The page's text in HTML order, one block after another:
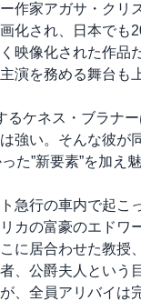
作家アガサ・ク
化され、日本で
映像化された作
演を務める舞台も
るケネス・ブラナ
強い。そんな彼
た”新要素”を加え
急行の車内で起
カの富豪のエド
に居合わせた教
、公爵夫人とい
、全員アリバイは